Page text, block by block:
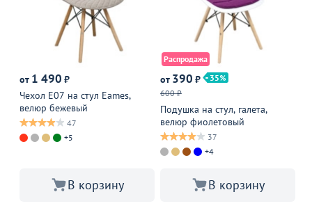
от 1 490 ₽
Чехол Е07 на стул Eames,
велюр бежевый
47
+5
В корзину
Распродажа
от 390 ₽
35
600 ₽
Подушка на стул, галета,
велюр фиолетовый
37
+4
В корзину